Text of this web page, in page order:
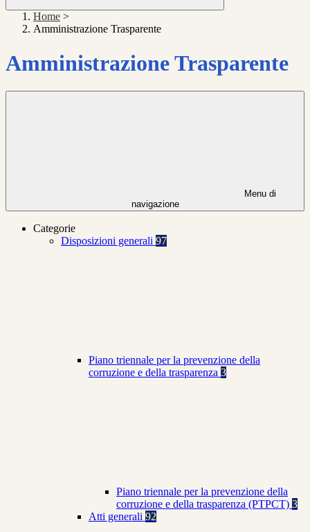
Home >
Amministrazione Trasparente
Amministrazione Trasparente
Menu di
navigazione
Categorie
Disposizioni generali 97
Piano triennale per la prevenzione della
corruzione e della trasparenza 3
Piano triennale per la prevenzione della
corruzione e della trasparenza (PTPCT) 3
Atti generali 92